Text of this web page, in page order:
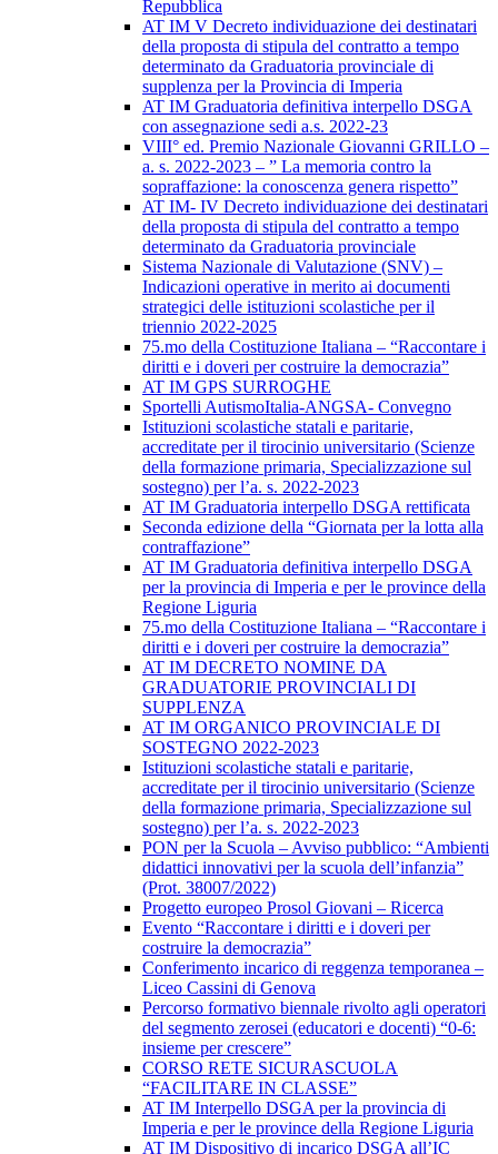
Repubblica
AT IM V Decreto individuazione dei destinatari
della proposta di stipula del contratto a tempo
determinato da Graduatoria provinciale di
supplenza per la Provincia di Imperia
AT IM Graduatoria definitiva interpello DSGA
con assegnazione sedi a.s. 2022-23
VIII° ed. Premio Nazionale Giovanni GRILLO –
a. s. 2022-2023 – ” La memoria contro la
sopraffazione: la conoscenza genera rispetto”
AT IM- IV Decreto individuazione dei destinatari
della proposta di stipula del contratto a tempo
determinato da Graduatoria provinciale
Sistema Nazionale di Valutazione (SNV) –
Indicazioni operative in merito ai documenti
strategici delle istituzioni scolastiche per il
triennio 2022-2025
75.mo della Costituzione Italiana – “Raccontare i
diritti e i doveri per costruire la democrazia”
AT IM GPS SURROGHE
Sportelli AutismoItalia-ANGSA- Convegno
Istituzioni scolastiche statali e paritarie,
accreditate per il tirocinio universitario (Scienze
della formazione primaria, Specializzazione sul
sostegno) per l’a. s. 2022-2023
AT IM Graduatoria interpello DSGA rettificata
Seconda edizione della “Giornata per la lotta alla
contraffazione”
AT IM Graduatoria definitiva interpello DSGA
per la provincia di Imperia e per le province della
Regione Liguria
75.mo della Costituzione Italiana – “Raccontare i
diritti e i doveri per costruire la democrazia”
AT IM DECRETO NOMINE DA
GRADUATORIE PROVINCIALI DI
SUPPLENZA
AT IM ORGANICO PROVINCIALE DI
SOSTEGNO 2022-2023
Istituzioni scolastiche statali e paritarie,
accreditate per il tirocinio universitario (Scienze
della formazione primaria, Specializzazione sul
sostegno) per l’a. s. 2022-2023
PON per la Scuola – Avviso pubblico: “Ambienti
didattici innovativi per la scuola dell’infanzia”
(Prot. 38007/2022)
Progetto europeo Prosol Giovani – Ricerca
Evento “Raccontare i diritti e i doveri per
costruire la democrazia”
Conferimento incarico di reggenza temporanea –
Liceo Cassini di Genova
Percorso formativo biennale rivolto agli operatori
del segmento zerosei (educatori e docenti) “0-6:
insieme per crescere”
CORSO RETE SICURASCUOLA
“FACILITARE IN CLASSE”
AT IM Interpello DSGA per la provincia di
Imperia e per le province della Regione Liguria
AT IM Dispositivo di incarico DSGA all’IC